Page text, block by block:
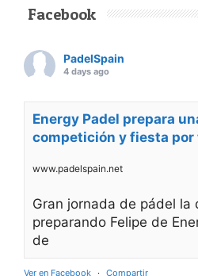
Facebook
PadelSpain
4 days ago
Energy Padel prepara
competición y fiesta por
www.padelspain.net
Gran jornada de pádel la
preparando Felipe de
de
Ver en Facebook · Compartir